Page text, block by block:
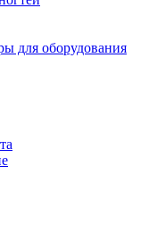
для оборудования